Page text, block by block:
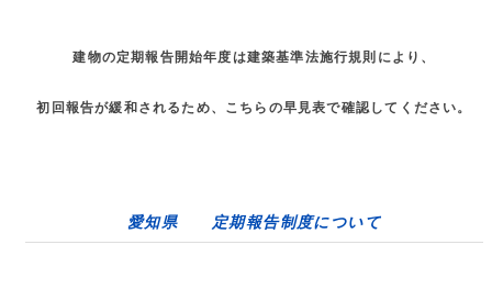
建物の定期報告開始年度は建築基準法施行規則により、
初回報告が緩和されるため、こちらの早見表で確認してください。
愛知県 定期報告制度について